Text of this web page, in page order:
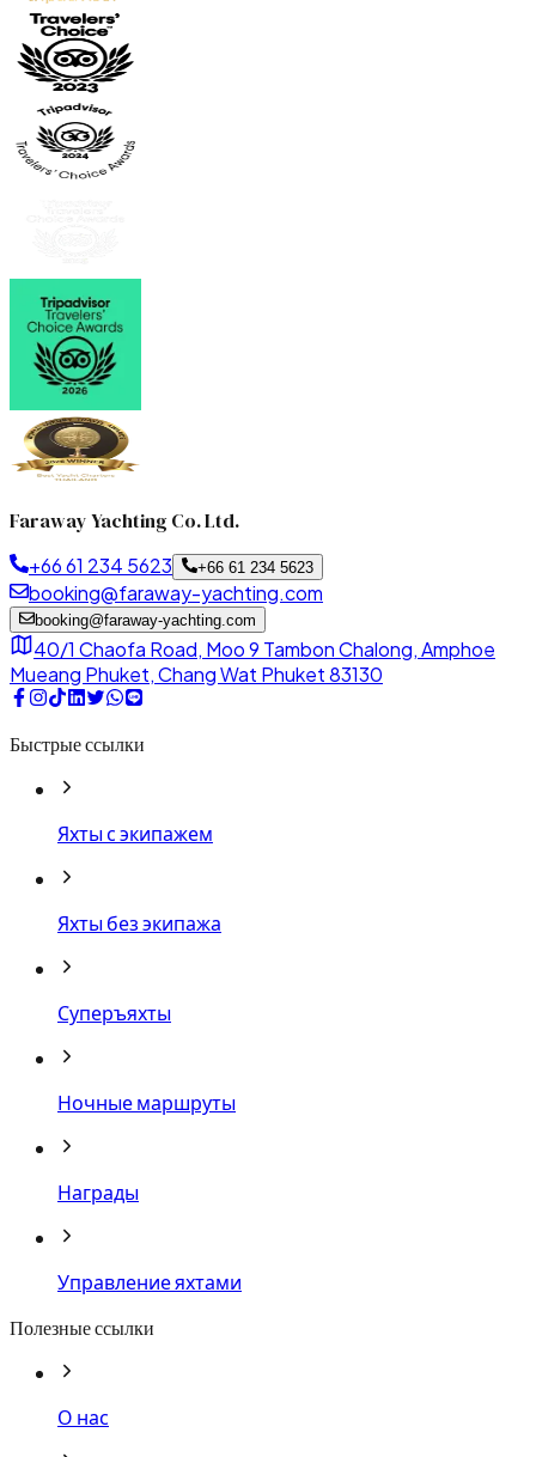
Faraway Yachting Co. Ltd.
+66 61 234 5623 +66 61 234 5623
booking@faraway-yachting.com
booking@faraway-yachting.com
40/1 Chaofa Road, Moo 9 Tambon Chalong, Amphoe
Mueang Phuket, Chang Wat Phuket 83130
Быстрые ссылки
Яхты с экипажем
Яхты без экипажа
Суперъяхты
Ночные маршруты
Награды
Управление яхтами
Полезные ссылки
О нас